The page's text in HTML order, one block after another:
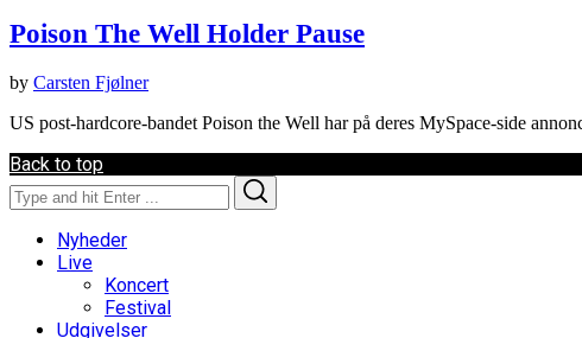
Poison The Well Holder Pause
by Carsten Fjølner
US post-hardcore-bandet Poison the Well har på deres MySpace-side
Back to top
Search
for:
Nyheder
Live
Koncert
Festival
Udgivelser